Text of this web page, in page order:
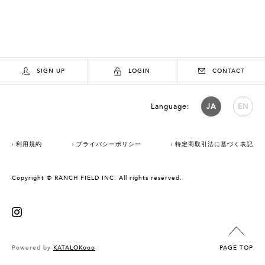
SIGN UP LOGIN CONTACT
Language: JA EN
利用規約 プライバシーポリシー 特定商取引法に基づく表記
Copyright © RANCH FIELD INC. All rights reserved.
Powered by KATALOKooo PAGE TOP